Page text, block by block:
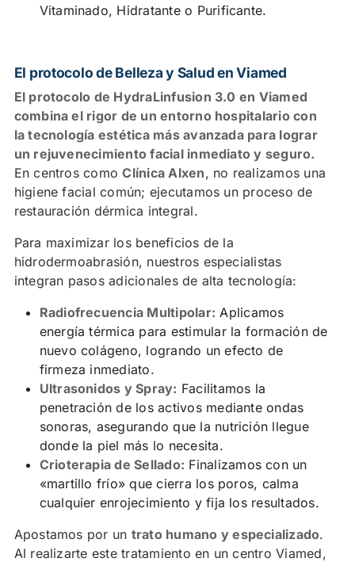
Vitaminado, Hidratante o Purificante.
El protocolo de Belleza y Salud en Viamed
El protocolo de HydraLinfusion 3.0 en Viamed
combina el rigor de un entorno hospitalario con
la tecnología estética más avanzada para lograr
un rejuvenecimiento facial inmediato y seguro.
En centros comoClínica Alxen, no realizamos una
higiene facial común; ejecutamos un proceso de
restauración dérmica integral.
Para maximizar los beneficios de la
hidrodermoabrasión, nuestros especialistas
integran pasos adicionales de alta tecnología:
Radiofrecuencia Multipolar: Aplicamos
energía térmica para estimular la formación de
nuevo colágeno, logrando un efecto de
firmeza inmediato.
Ultrasonidos y Spray: Facilitamos la
penetración de los activos mediante ondas
sonoras, asegurando que la nutrición llegue
donde la piel más lo necesita.
Crioterapia de Sellado: Finalizamos con un
«martillo frío» que cierra los poros, calma
cualquier enrojecimiento y fija los resultados.
Apostamos por un trato humano y especializado.
Al realizarte este tratamiento en un centro Viamed,